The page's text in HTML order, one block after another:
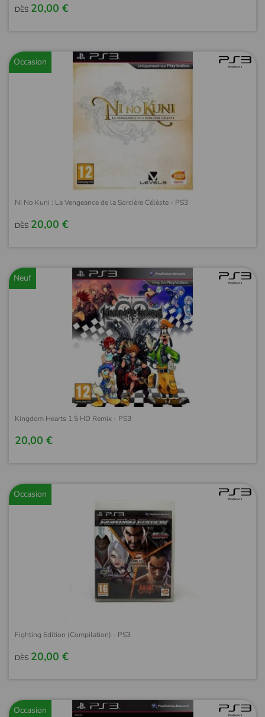
DÈS 20,00 €
Occasion
Ni No Kuni : La Vengeance de la Sorcière Célèste - PS3
DÈS 20,00 €
Neuf
Kingdom Hearts 1.5 HD Remix - PS3
20,00 €
Occasion
Fighting Edition (Compilation) - PS3
DÈS 20,00 €
Occasion